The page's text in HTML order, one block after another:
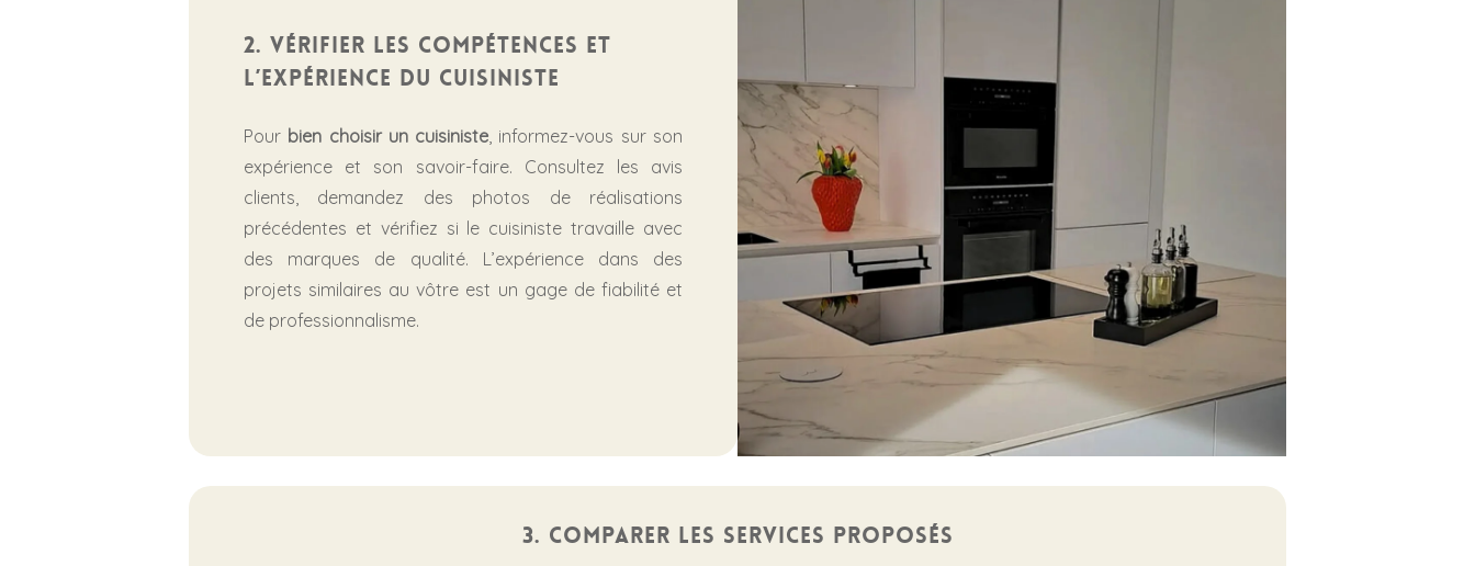
2. Vérifier les compétences et
l’expérience du cuisiniste
Pour bien choisir un cuisiniste, informez-vous sur son
expérience et son savoir-faire. Consultez les avis
clients, demandez des photos de réalisations
précédentes et vérifiez si le cuisiniste travaille avec
des marques de qualité. L’expérience dans des
projets similaires au vôtre est un gage de fiabilité et
de professionnalisme.
3. Comparer les services proposés